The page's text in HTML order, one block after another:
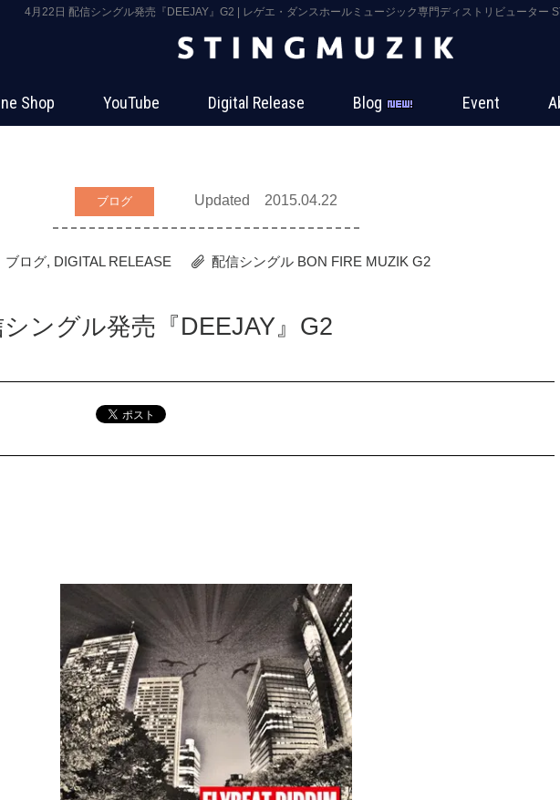
4月22日 配信シングル発売『DEEJAY』G2 | レゲエ・ダンスホールミュージック専門ディストリビューター
Shop YouTube Digital Release Blog Event
ブログ Updated 2015.04.22
ブログ, DIGITAL RELEASE 配信シングル BON FIRE MUZIK G2
ングル発売『DEEJAY』G2